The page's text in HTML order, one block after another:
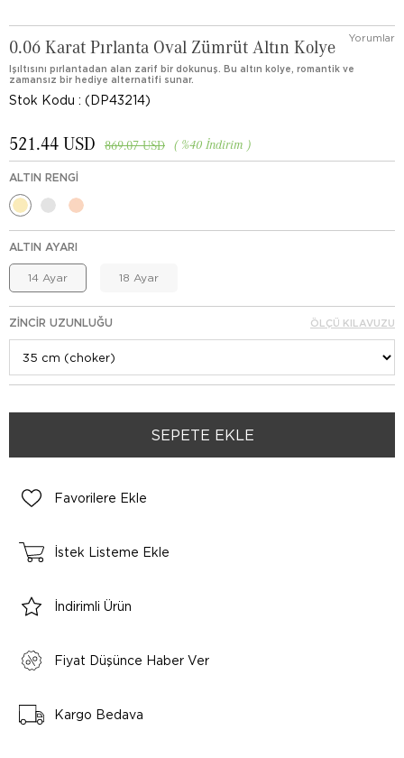
0.06 Karat Pırlanta Oval Zümrüt Altın Kolye Yorumlar
Işıltısını pırlantadan alan zarif bir dokunuş. Bu altın kolye, romantik ve
zamansız bir hediye alternatifi sunar.
Stok Kodu (DP43214)
%40 İndirim
869.07 USD
521.44 USD
ALTIN RENGI
ALTIN AYARI
14 Ayar 18 Ayar
ZINCIR UZUNLUĞU ÖLÇÜ KILAVUZU
Favorilere Ekle
İstek Listeme Ekle
İndirimli Ürün
Fiyat Düşünce Haber Ver
Kargo Bedava